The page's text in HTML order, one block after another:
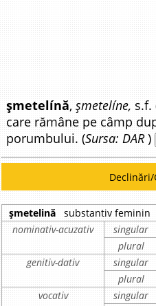
șmetelínă,șmetelíne, s.f.
care rămâne pe câmp
porumbului. (Sursa: DAR)
șmetelină substantiv feminin
nominativ-acuzativ
singular
plural
genitiv-dativ
singular
plural
vocativ
singular